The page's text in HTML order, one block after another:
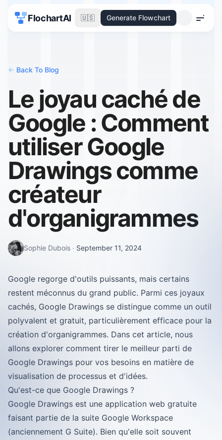
FlochartAI 🇺🇸 Generate Flowchart
Menu
<- Back To Blog
Le joyau caché de
Google : Comment
utiliser Google
Drawings comme
créateur
d'organigrammes
Sophie Dubois · September 11, 2024
Google regorge d'outils puissants, mais certains
restent méconnus du grand public. Parmi ces joyaux
cachés, Google Drawings se distingue comme un outil
polyvalent et gratuit, particulièrement efficace pour la
création d'organigrammes. Dans cet article, nous
allons explorer comment tirer le meilleur parti de
Google Drawings pour vos besoins en matière de
visualisation de processus et d'idées.
Qu'est-ce que Google Drawings ?
Google Drawings est une application web gratuite
faisant partie de la suite Google Workspace
(anciennement G Suite). Bien qu'elle soit souvent